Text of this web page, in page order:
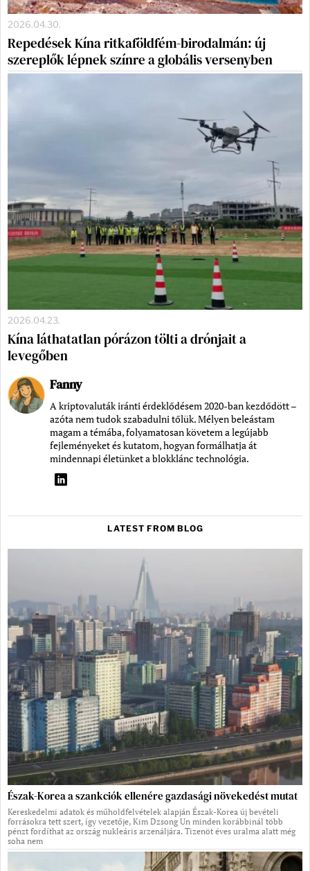
2026.04.30.
Repedések Kína ritkaföldfém-birodalmán: új
szereplők lépnek színre a globális versenyben
2026.04.23.
Kína láthatatlan pórázon tölti a drónjait a
levegőben
Fanny
A kriptovaluták iránti érdeklődésem 2020-ban kezdődött –
azóta nem tudok szabadulni tőlük. Mélyen beleástam
magam a témába, folyamatosan követem a legújabb
fejleményeket és kutatom, hogyan formálhatja át
mindennapi életünket a blokklánc technológia.
LATEST FROM BLOG
Észak-Korea a szankciók ellenére gazdasági növekedést mutat
Kereskedelmi adatok és műholdfelvételek alapján Észak-Korea új bevételi
forrásokra tett szert, így vezetője, Kim Dzsong Un minden korábbinál több
pénzt fordíthat az ország nukleáris arzenáljára. Tizenöt éves uralma alatt még
soha nem